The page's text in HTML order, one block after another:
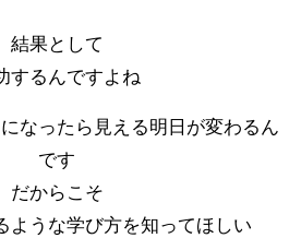
結果として
するんですよね
なったら見える明日が変わるん
です
だからこそ
ような学び方を知ってほしい